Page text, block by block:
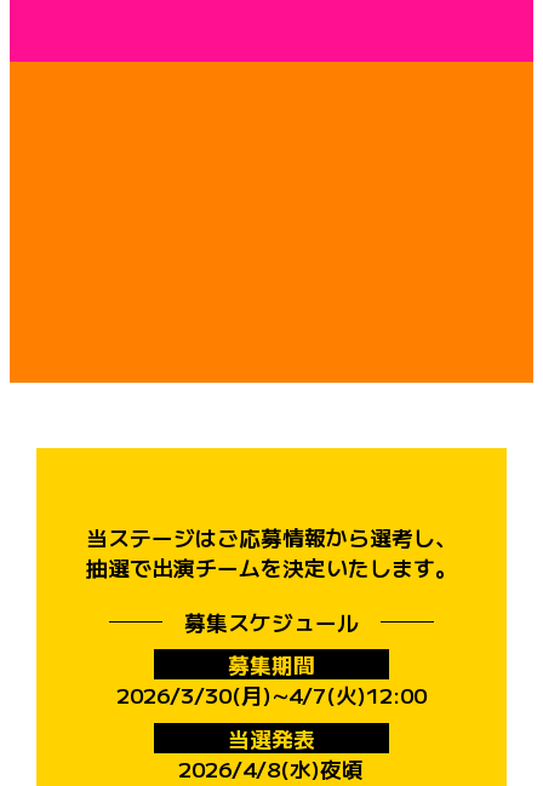
当ステージはご応募情報から選考し、
抽選で出演チームを決定いたします。
募集スケジュール
募集期間
2026/3/30(月)∼4/7(火)12:00
当選発表
2026/4/8(水)夜頃